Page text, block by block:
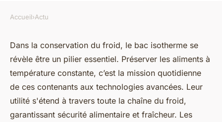
Bac isotherme : son
importance dans la conversion
du froid
Valentine•17 avril 2024•3 min de lecture
Accueil›Actu
Dans la conservation du froid, le bac isotherme se
révèle être un pilier essentiel. Préserver les aliments à
température constante, c’est la mission quotidienne
de ces contenants aux technologies avancées. Leur
utilité s'étend à travers toute la chaîne du froid,
garantissant sécurité alimentaire et fraîcheur. Les